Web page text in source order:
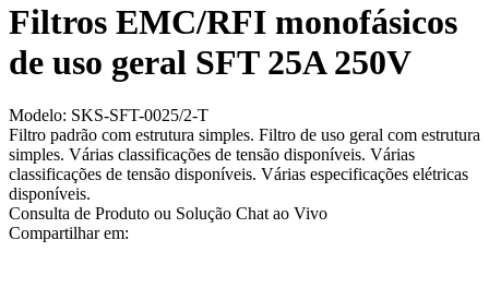
Filtros EMC/RFI monofásicos
de uso geral SFT 25A 250V
Modelo: SKS-SFT-0025/2-T
Filtro padrão com estrutura simples. Filtro de uso geral com estrutura
simples. Várias classificações de tensão disponíveis. Várias
classificações de tensão disponíveis. Várias especificações elétricas
disponíveis.
Consulta de Produto ou Solução Chat ao Vivo
Compartilhar em: